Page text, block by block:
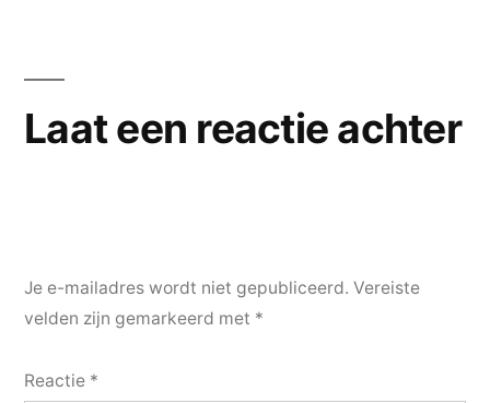
Laat een reactie achter
Je e-mailadres wordt niet gepubliceerd. Vereiste
velden zijn gemarkeerd met *
Reactie *